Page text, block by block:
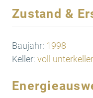
Zustand &
Baujahr: 1998
Keller: voll